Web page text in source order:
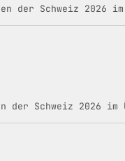
der Schweiz 2026
der Schweiz 2026 im